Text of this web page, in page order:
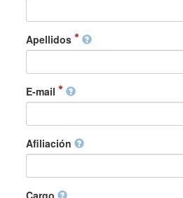
Apellidos
E-mail
Afiliación
Cargo